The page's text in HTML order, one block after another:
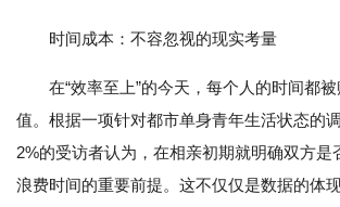
时间成本：不容忽视的现实考量
在“效率至上”的今天，每个人的时间都
值。根据一项针对都市单身青年生活状态的
2%的受访者认为，在相亲初期就明确双方是
浪费时间的重要前提。这不仅仅是数据的体